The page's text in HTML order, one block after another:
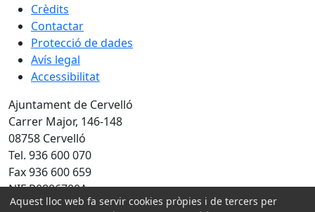
Crèdits
Contactar
Protecció de dades
Avís legal
Accessibilitat
Ajuntament de Cervelló
Carrer Major, 146-148
08758 Cervelló
Tel. 936 600 070
Fax 936 600 659
NIF P0806700A
Aquest lloc web fa servir cookies pròpies i de tercers per